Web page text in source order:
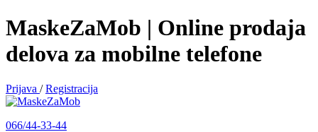
MaskeZaMob | Online prodaja
delova za mobilne telefone
Prijava / Registracija
066/44-33-44